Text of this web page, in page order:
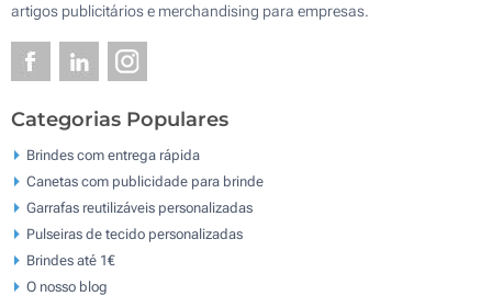
artigos publicitários e merchandising para empresas.
Categorias Populares
Brindes com entrega rápida
Canetas com publicidade para brinde
Garrafas reutilizáveis personalizadas
Pulseiras de tecido personalizadas
Brindes até 1€
O nosso blog